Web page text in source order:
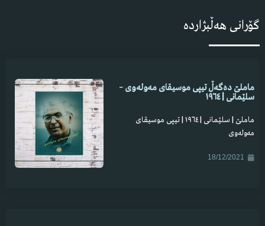
گۆرانی هەڵبژاردە
ماملێ دەگەڵ تیپی موسیقای مەولەوی –
سلێمانی | ١٩٦٤
ماملێ | سلێمانی | ١٩٦٤ | تیپی موسیقای
مەولەوی
18/12/2021